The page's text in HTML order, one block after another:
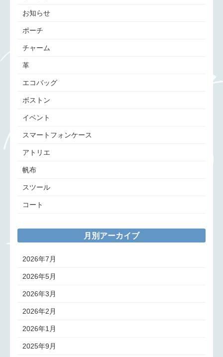
お知らせ
ポーチ
チャーム
革
エコバッグ
ボストン
イベント
スマートフォンケース
アトリエ
帆布
スツール
コート
月別アーカイブ
2026年7月
2026年5月
2026年3月
2026年2月
2026年1月
2025年9月